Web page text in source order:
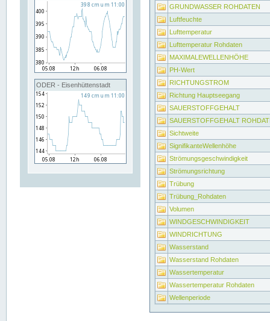
ODER - Eisenhüttenstadt
GRUNDWASSER ROHDATEN
Luftfeuchte
Lufttemperatur
Lufttemperatur Rohdaten
MAXIMALEWELLENHÖHE
PH-Wert
RICHTUNGSTROM
Richtung Hauptseegang
SAUERSTOFFGEHALT
SAUERSTOFFGEHALT
Sichtweite
SignifikanteWellenhöhe
Strömungsgeschwindigkeit
Strömungsrichtung
Trübung
Trübung_Rohdaten
Volumen
WINDGESCHWINDIGKEIT
WINDRICHTUNG
Wasserstand
Wasserstand Rohdaten
Wassertemperatur
Wassertemperatur Rohdaten
Wellenperiode